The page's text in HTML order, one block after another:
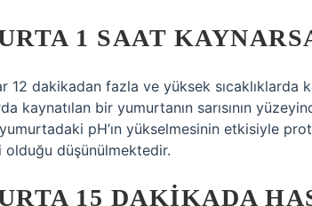
1 SAAT
12 dakikadan fazla ve yüksek sıcaklıklarda
kaynatılan bir yumurtanın sarısının
pH’ın yükselmesinin etkisiyle
olduğu düşünülmektedir.
15 DAKIKADA